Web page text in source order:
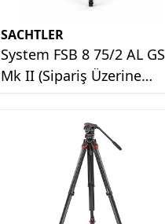
SACHTLER
System FSB 8 75/2 AL GS
Mk II (Sipariş Üzerine